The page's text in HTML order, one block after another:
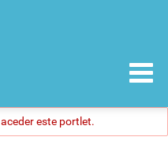
este portlet.